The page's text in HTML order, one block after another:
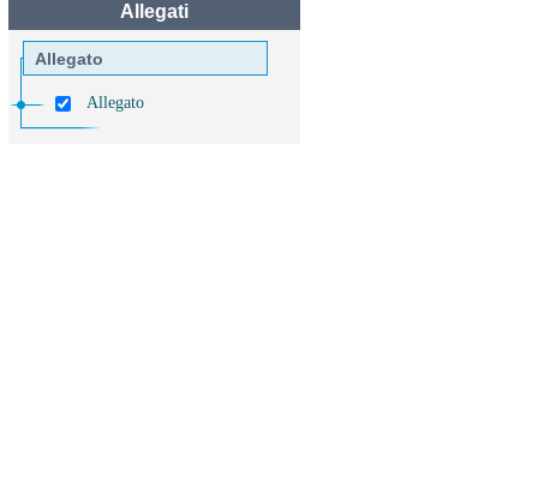
Allegati
Allegato
Allegato